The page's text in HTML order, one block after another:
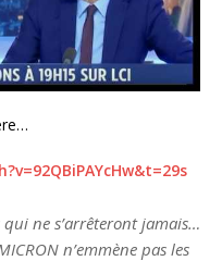
ne s’arrêteront jamais…
n’emmène pas les